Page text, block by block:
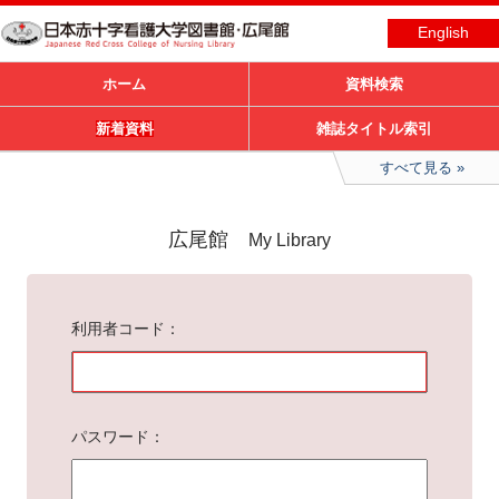
English
ホーム 資料検索
新着資料 雑誌タイトル索引
すべて見る
広尾館 My Library
利用者コード
パスワード